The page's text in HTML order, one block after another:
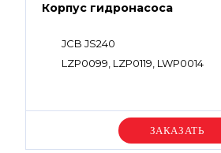
Корпус гидронасоса
JCB JS240
LZP0099, LZP0119, LWP0014
Уточняйте цену